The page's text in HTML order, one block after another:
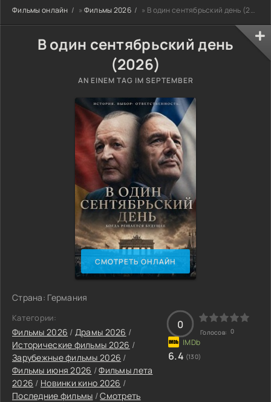
Фильмы онлайн » Фильмы 2026 » В один сентябрьский день (2026)
В один сентябрьский день
(2026)
AN EINEM TAG IM SEPTEMBER
СМОТРЕТЬ ОНЛАЙН
Страна: Германия
Категории:
Фильмы 2026 / Драмы 2026 /
Исторические фильмы 2026 /
Зарубежные фильмы 2026 /
Фильмы июня 2026 /Фильмы лета
2026 / Новинки кино 2026 /
Последние фильмы /Смотреть
0
Голосов: 0
6.4 (130)